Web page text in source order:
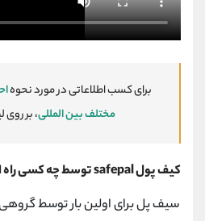
برای کسب اطلاعاتی در مورد نحوه
مختلف بین المللی، بر
کیف پول safepal توسط چه کسی راه اندازی شده است؟
سیف پل برای اولین بار توسط گروهی